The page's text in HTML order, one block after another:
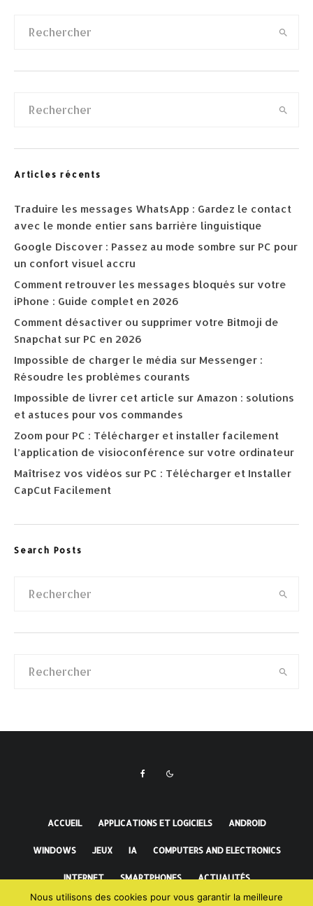
Articles récents
Traduire les messages WhatsApp : Gardez le contact
avec le monde entier sans barrière linguistique
Google Discover : Passez au mode sombre sur PC pour
un confort visuel accru
Comment retrouver les messages bloqués sur votre
iPhone : Guide complet en 2026
Comment désactiver ou supprimer votre Bitmoji de
Snapchat sur PC en 2026
Impossible de charger le média sur Messenger :
Résoudre les problèmes courants
Impossible de livrer cet article sur Amazon : solutions
et astuces pour vos commandes
Zoom pour PC : Télécharger et installer facilement
l’application de visioconférence sur votre ordinateur
Maîtrisez vos vidéos sur PC : Télécharger et Installer
CapCut Facilement
Search Posts
ACCUEIL APPLICATIONS ET LOGICIELS ANDROID
WINDOWS JEUX IA COMPUTERS AND ELECTRONICS
INTERNET SMARTPHONES ACTUALITÉS
Nous utilisons des cookies pour vous garantir la meilleure